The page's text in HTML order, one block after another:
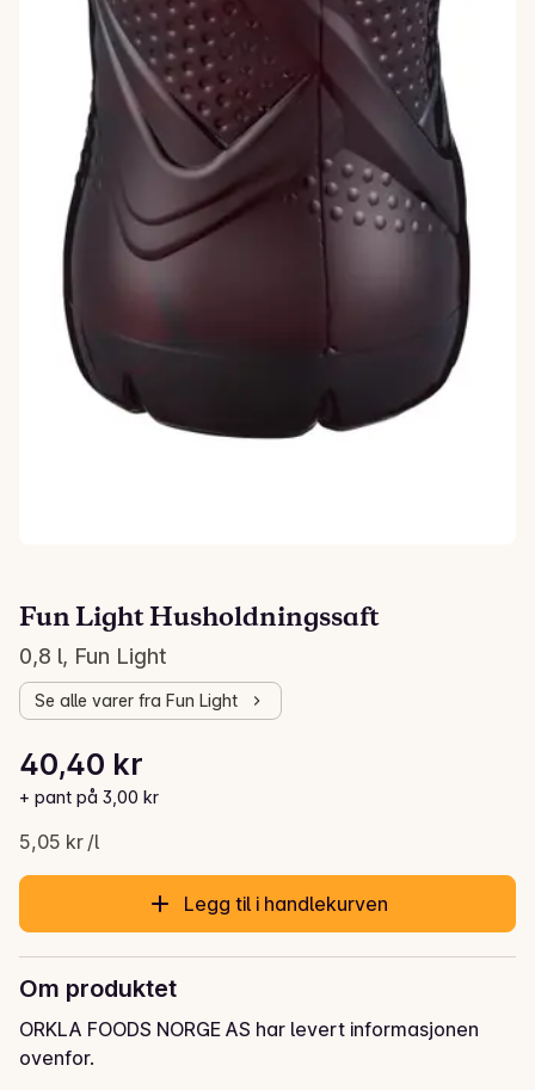
Fun Light Husholdningssaft
0,8 l, Fun Light
Se alle varer fra Fun Light
Gjeldende pris er: 40,40 kr
40,40 kr
+ pant på 3,00 kr
5,05 kr /l
Stykkpris: 5,05 kr /l
Legg til i handlekurven
Om produktet
ORKLA FOODS NORGE AS har levert informasjonen
ovenfor.